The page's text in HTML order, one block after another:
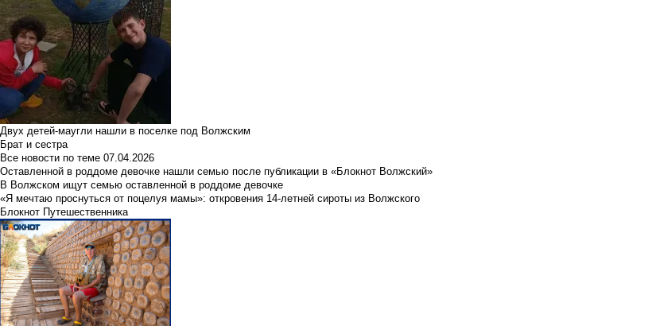
Двух детей-маугли нашли в поселке под Волжским
Брат и сестра
Все новости по теме 07.04.2026
Оставленной в роддоме девочке нашли семью после публикации в «Блокнот Волжский»
В Волжском ищут семью оставленной в роддоме девочке
«Я мечтаю проснуться от поцелуя мамы»: откровения 14-летней сироты из Волжского
Блокнот Путешественника